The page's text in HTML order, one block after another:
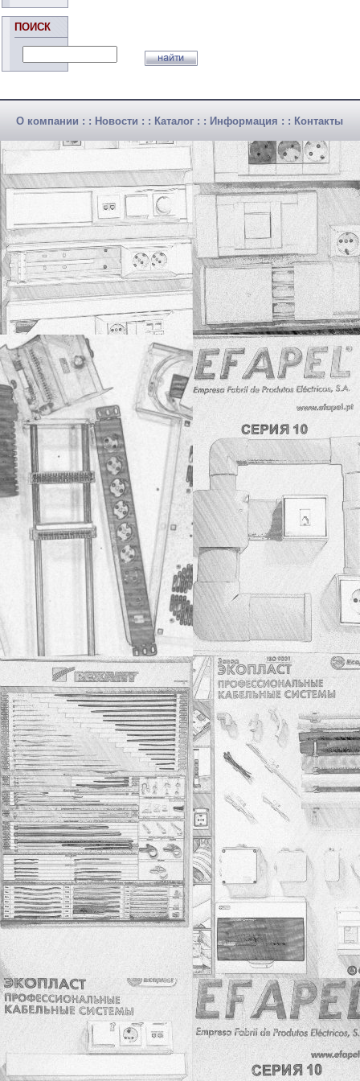
ПОИСК
О компании : : Новости : : Каталог : : Информация : : Контакты